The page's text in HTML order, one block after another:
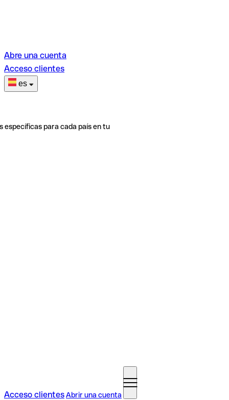
Abre una cuenta
Acceso clientes
es
específicas para cada país en tu
Acceso clientesAbrir una cuenta